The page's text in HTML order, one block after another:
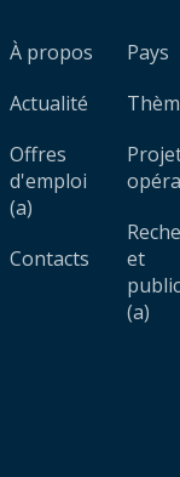
À propos
Actualité
Offres
d'emploi
(a)
Contacts
Pays
et
(a)